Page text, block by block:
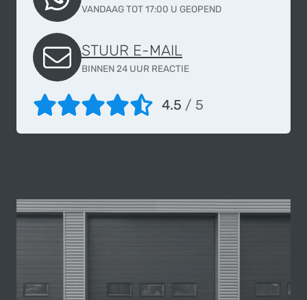
VANDAAG TOT 17:00 U GEOPEND
STUUR E-MAIL
BINNEN 24 UUR REACTIE
4.5 / 5